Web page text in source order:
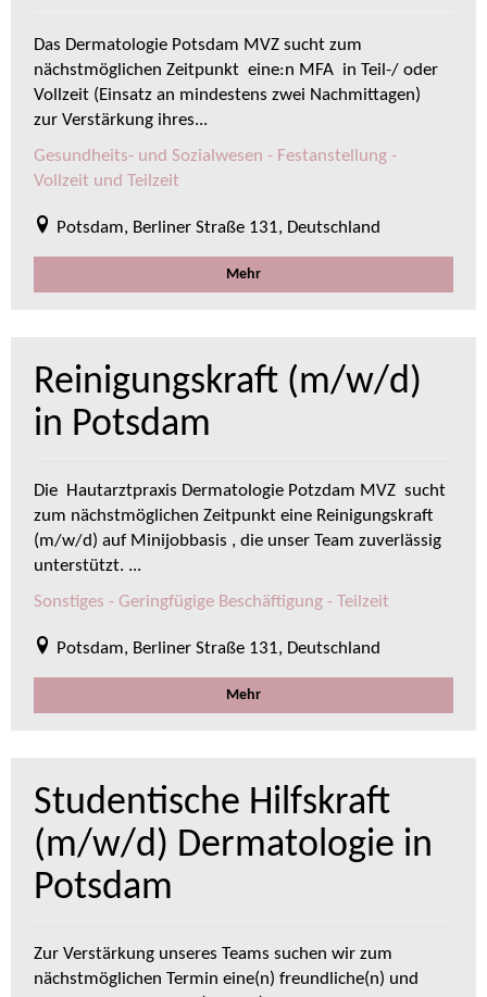
Das Dermatologie Potsdam MVZ sucht zum
nächstmöglichen Zeitpunkt eine:n MFA in Teil-/ oder
Vollzeit (Einsatz an mindestens zwei Nachmittagen)
zur Verstärkung ihres...
Gesundheits- und Sozialwesen - Festanstellung -
Vollzeit und Teilzeit
Potsdam, Berliner Straße 131, Deutschland
Mehr
Reinigungskraft (m/w/d)
in Potsdam
Die Hautarztpraxis Dermatologie Potzdam MVZ sucht
zum nächstmöglichen Zeitpunkt eine Reinigungskraft
(m/w/d) auf Minijobbasis , die unser Team zuverlässig
unterstützt. ...
Sonstiges - Geringfügige Beschäftigung - Teilzeit
Potsdam, Berliner Straße 131, Deutschland
Mehr
Studentische Hilfskraft
(m/w/d) Dermatologie in
Potsdam
Zur Verstärkung unseres Teams suchen wir zum
nächstmöglichen Termin eine(n) freundliche(n) und